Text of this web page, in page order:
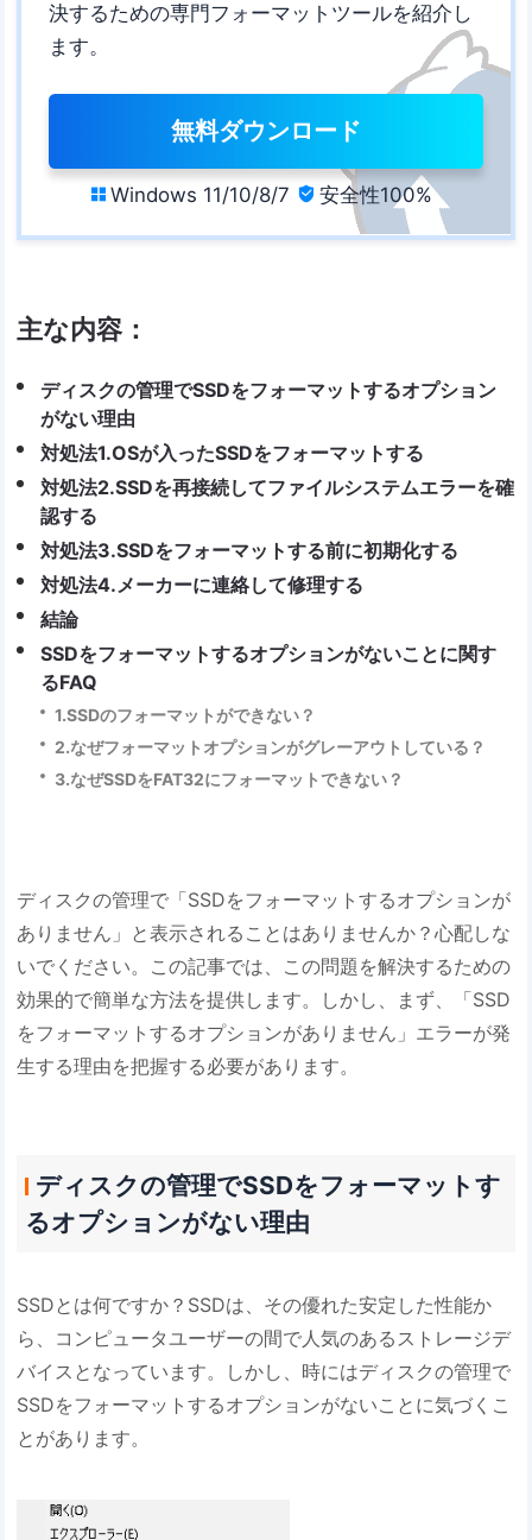
決するための専門フォーマットツールを紹介し
ます。
無料ダウンロード
 Windows 11/10/8/7  安全性100%
主な内容：
ディスクの管理でSSDをフォーマットするオプション
がない理由
対処法1.OSが入ったSSDをフォーマットする
対処法2.SSDを再接続してファイルシステムエラーを確
認する
対処法3.SSDをフォーマットする前に初期化する
対処法4.メーカーに連絡して修理する
結論
SSDをフォーマットするオプションがないことに関す
るFAQ
1.SSDのフォーマットができない？
2.なぜフォーマットオプションがグレーアウトしている？
3.なぜSSDをFAT32にフォーマットできない？
ディスクの管理で「SSDをフォーマットするオプションが
ありません」と表示されることはありませんか？心配しな
いでください。この記事では、この問題を解決するための
効果的で簡単な方法を提供します。しかし、まず、「SSD
をフォーマットするオプションがありません」エラーが発
生する理由を把握する必要があります。
ディスクの管理でSSDをフォーマットす
るオプションがない理由
SSDとは何ですか？SSDは、その優れた安定した性能か
ら、コンピュータユーザーの間で人気のあるストレージデ
バイスとなっています。しかし、時にはディスクの管理で
SSDをフォーマットするオプションがないことに気づくこ
とがあります。